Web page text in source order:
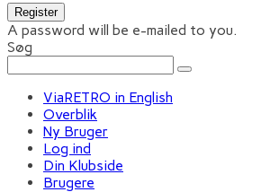
A password will be e-mailed to you.
Søg
ViaRETRO in English
Overblik
Ny Bruger
Log ind
Din Klubside
Brugere